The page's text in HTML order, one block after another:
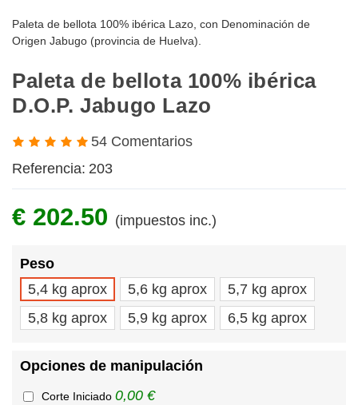
Paleta de bellota 100% ibérica Lazo, con Denominación de
Origen Jabugo (provincia de Huelva).
Paleta de bellota 100% ibérica
D.O.P. Jabugo Lazo
54 Comentarios
Referencia: 203
€ 202.50 (impuestos inc.)
Peso
5,4 kg aprox
5,6 kg aprox
5,7 kg aprox
5,8 kg aprox
5,9 kg aprox 6,5 kg aprox
Opciones de manipulación
Corte Iniciado 0,00 €